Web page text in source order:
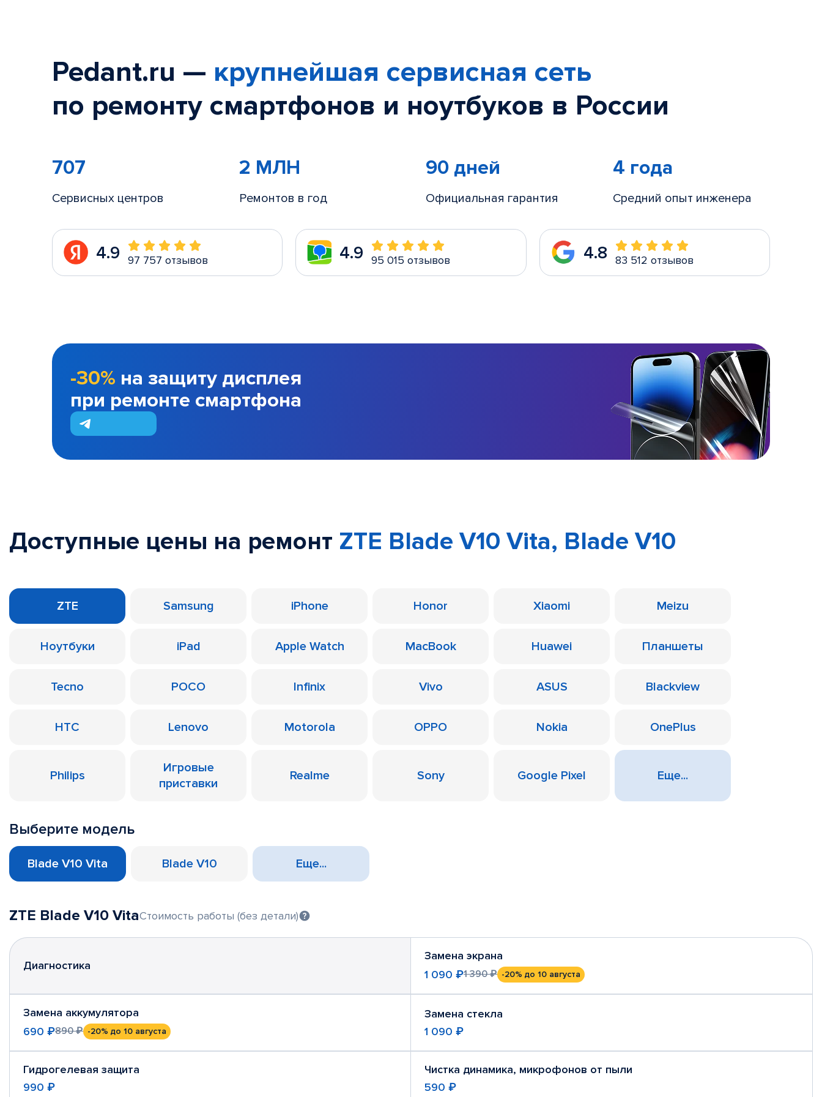
Pedant.ru — крупнейшая сервисная сеть
по ремонту смартфонов и ноутбуков в России
707
Сервисных центров
2 МЛН
Ремонтов в год
90 дней
Официальная гарантия
4 года
Средний опыт инженера
4.9 97 757 отзывов 4.9 95 015 отзывов 4.8 83 512 отзывов
-30% на защиту дисплея
при ремонте смартфона
Доступные цены на ремонт ZTE Blade V10 Vita, Blade V10
ZTE Samsung iPhone Honor Xiaomi Meizu
Ноутбуки iPad Apple Watch MacBook Huawei Планшеты
Tecno POCO Infinix Vivo ASUS Blackview
HTC Lenovo Motorola OPPO Nokia OnePlus
Philips
Игровые
приставки
Realme Sony Google Pixel Еще...
Выберите модель
Blade V10 Vita Blade V10 Еще...
ZTE Blade V10 VitaСтоимость работы (без детали)
Диагностика
Замена экрана
1 090 ₽1 390 ₽ -20% до 10 августа
Замена аккумулятора
690 ₽890 ₽ -20% до 10 августа
Замена стекла
1 090 ₽
Гидрогелевая защита
990 ₽
Чистка динамика, микрофонов от пыли
590 ₽